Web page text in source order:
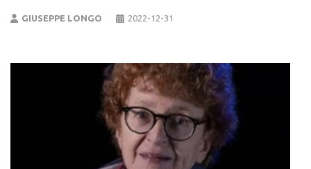
GIUSEPPE LONGO 2022-12-31